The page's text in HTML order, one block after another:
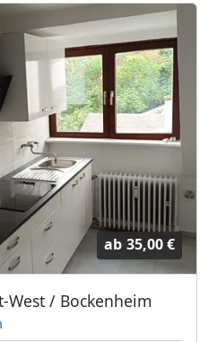
ab 35,00 €
/ Bockenheim